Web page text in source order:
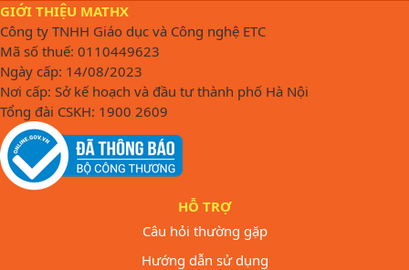
GIỚI THIỆU MATHX
Công ty TNHH Giáo dục và Công nghệ ETC
Mã số thuế: 0110449623
Ngày cấp: 14/08/2023
Nơi cấp: Sở kế hoạch và đầu tư thành phố Hà Nội
Tổng đài CSKH: 1900 2609
HỖ TRỢ
Câu hỏi thường gặp
Hướng dẫn sử dụng